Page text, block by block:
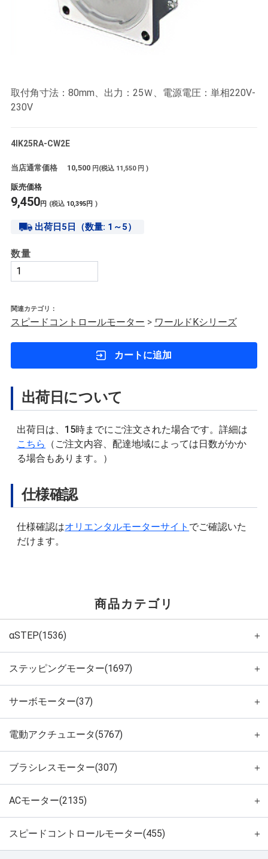
取付角寸法：80mm、出力：25Ｗ、電源電圧：単相220V-
230V
4IK25RA-CW2E
当店通常価格 10,500 円(税込 11,550 円 )
販売価格
9,450円 (税込 10,395円 )
出荷日5日（数量: 1～5）
数量
関連カテゴリ：
スピードコントロールモーター > ワールドKシリーズ
カートに追加
出荷日について
出荷日は、15時までにご注文された場合です。詳細は
こちら
（ご注文内容、配達地域によっては日数がかか
る場合もあります。）
仕様確認
仕様確認はオリエンタルモーターサイト でご確認いた
だけます。
商品カテゴリ
αSTEP(1536) ＋
ステッピングモーター(1697) ＋
サーボモーター(37) ＋
電動アクチュエータ(5767) ＋
ブラシレスモーター(307) ＋
ACモーター(2135) ＋
スピードコントロールモーター(455) ＋